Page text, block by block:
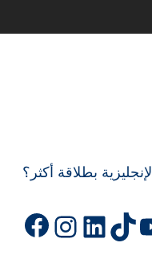
بطلاقة أكثر؟